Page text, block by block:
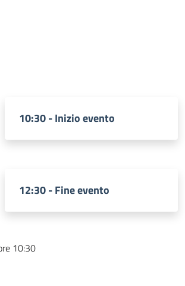
10:30 - Inizio evento
12:30 - Fine evento
10:30